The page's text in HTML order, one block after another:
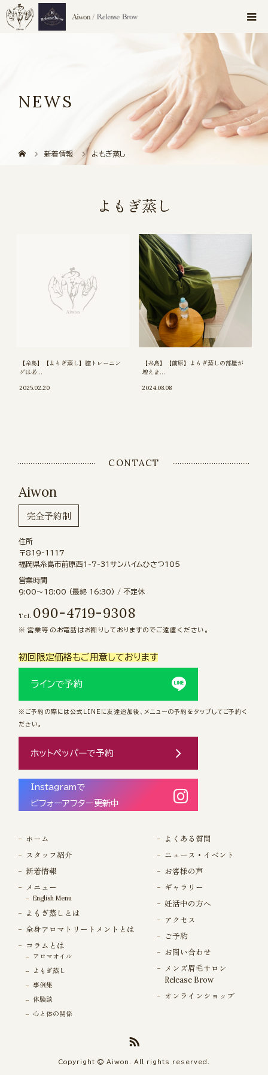
NEWS
新着情報 よもぎ蒸し
よもぎ蒸し
【糸島】【よもぎ蒸し】膣トレーニン
グは必...
2025.02.20
【糸島】【前原】よもぎ蒸しの部屋が
増えま...
2024.08.08
CONTACT
Aiwon
完全予約制
住所
〒819-1117
福岡県糸島市前原西1-7-31サンハイムひさつ105
営業時間
9:00〜18:00 (最終 16:30) / 不定休
Tel. 090-4719-9308
営業等のお電話はお断りしておりますのでご遠慮ください。
初回限定価格もご用意しております
ラインで予約
※ご予約の際には公式LINEに友達追加後、メニューの予約をタップしてご予約く
ださい。
ホットペッパーで予約
Instagramで
ビフォーアフター更新中
ホーム
スタッフ紹介
新着情報
メニュー
English Menu
よもぎ蒸しとは
全身アロマトリートメントとは
コラムとは
アロマオイル
よもぎ蒸し
事例集
体験談
心と体の関係
よくある質問
ニュース・イベント
お客様の声
ギャラリー
妊活中の方へ
アクセス
ご予約
お問い合わせ
メンズ眉毛サロン
Release Brow
オンラインショップ
Copyright © Aiwon. All rights reserved.